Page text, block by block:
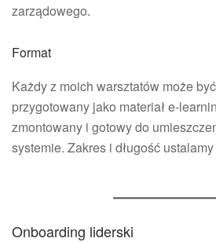
zarządowego.
Format
Każdy z moich warsztatów może
przygotowany jako materiał e-
zmontowany i gotowy do
systemie. Zakres i długość
Onboarding liderski